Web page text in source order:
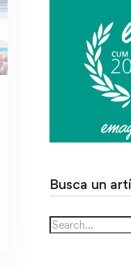
Busca un